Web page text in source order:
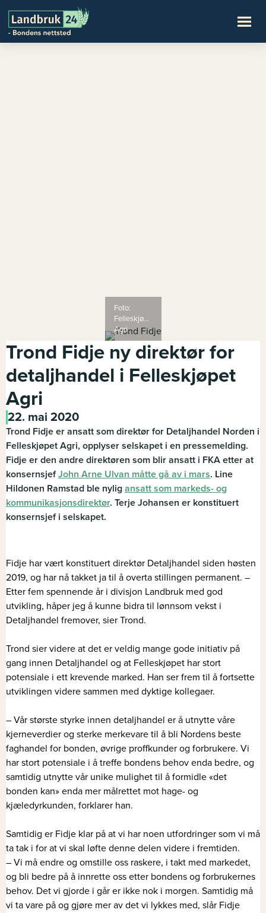
Foto:
Felleskjøpet
Agri
Trond Fidje ny direktør for
detaljhandel i Felleskjøpet
Agri
22. mai 2020
Trond Fidje er ansatt som direktør for Detaljhandel Norden i
Felleskjøpet Agri, opplyser selskapet i en pressemelding.
Fidje er den andre direktøren som blir ansatt i FKA etter at
konsernsjefJohn Arne Ulvan måtte gå av i mars. Line
Hildonen Ramstad ble nylig ansatt som markeds- og
kommunikasjonsdirektør. Terje Johansen er konstituert
konsernsjef i selskapet.
Fidje har vært konstituert direktør Detaljhandel siden høsten
2019, og har nå takket ja til å overta stillingen permanent. –
Etter fem spennende år i divisjon Landbruk med god
utvikling, håper jeg å kunne bidra til lønnsom vekst i
Detaljhandel fremover, sier Trond.
Trond sier videre at det er veldig mange gode initiativ på
gang innen Detaljhandel og at Felleskjøpet har stort
potensiale i ett krevende marked. Han ser frem til å fortsette
utviklingen videre sammen med dyktige kollegaer.
– Vår største styrke innen detaljhandel er å utnytte våre
kjerneverdier og sterke merkevare til å bli Nordens beste
faghandel for bonden, øvrige proffkunder og forbrukere. Vi
har stort potensiale i å treffe bondens behov enda bedre, og
samtidig utnytte vår unike mulighet til å formidle «det
bonden kan» enda mer målrettet mot hage- og
kjæledyrkunden, forklarer han.
Samtidig er Fidje klar på at vi har noen utfordringer som vi må
ta tak i for at vi skal løfte denne delen videre i fremtiden.
– Vi må endre og omstille oss raskere, i takt med markedet,
og bli bedre på å innrette oss etter bondens og forbrukernes
behov. Det vi gjorde i går er ikke nok i morgen. Samtidig må
vi ta vare på og gjøre mer av det vi lykkes med, slår Fidje